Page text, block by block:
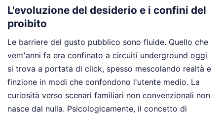
L'evoluzione del desiderio e i confini del
proibito
Le barriere del gusto pubblico sono fluide. Quello che
vent'anni fa era confinato a circuiti underground oggi
si trova a portata di click, spesso mescolando realtà e
finzione in modi che confondono l'utente medio. La
curiosità verso scenari familiari non convenzionali non
nasce dal nulla. Psicologicamente, il concetto di